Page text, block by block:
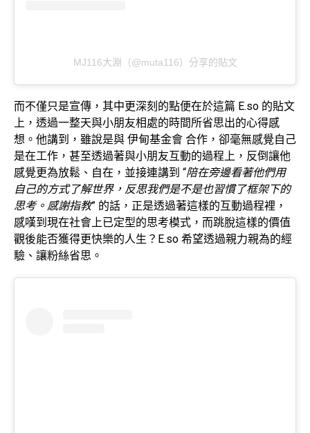
MJ116大淵（@muta116）分享的貼文
而不僅只是宣傳，其中更深刻的點便在於這篇 E.so 的貼文
上，透過一整天與小朋友相處的時間所省思出的心得感
想。他講到，雖說是與 伊甸基金會 合作，卻毫無感覺自己
是在工作，甚至透過著與小朋友互動的過程上，反倒讓他
感覺更為放鬆、自在，並接連講到 “陪在旁邊看著他們用
自己的方式了解世界，反思我們是不是也習慣了框架下的
思考。感謝指教” 的話，正是透過著這樣的互動過程裡，
感嘆到現在社會上已定型的思考模式，而跳脫這樣的價值
觀後能否獲得更快樂的人生？E.so 希望透過親力親為的經
驗、讓粉絲省思。